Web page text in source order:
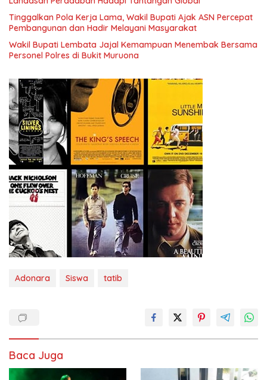
Tinggalkan Pola Kerja Lama, Wakil Bupati Ajak ASN Percepat
Pembangunan dan Hadir Melayani Masyarakat
Wakil Bupati Lembata Jajal Kemampuan Menembak Bersama
Personel Polres di Bukit Muruona
Adonara Siswa tatib
Baca Juga